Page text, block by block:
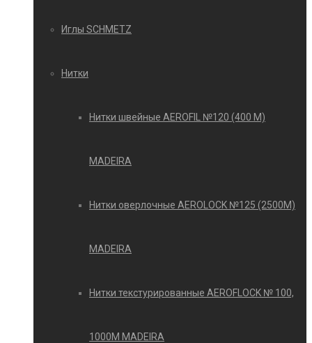
Иглы SCHMETZ
Нитки
Нитки швейные AEROFIL №120 (400 М)
MADEIRA
Нитки оверлочные AEROLOCK №125 (2500М)
MADEIRA
Нитки текстурированные AEROFLOCK № 100,
1000М MADEIRA